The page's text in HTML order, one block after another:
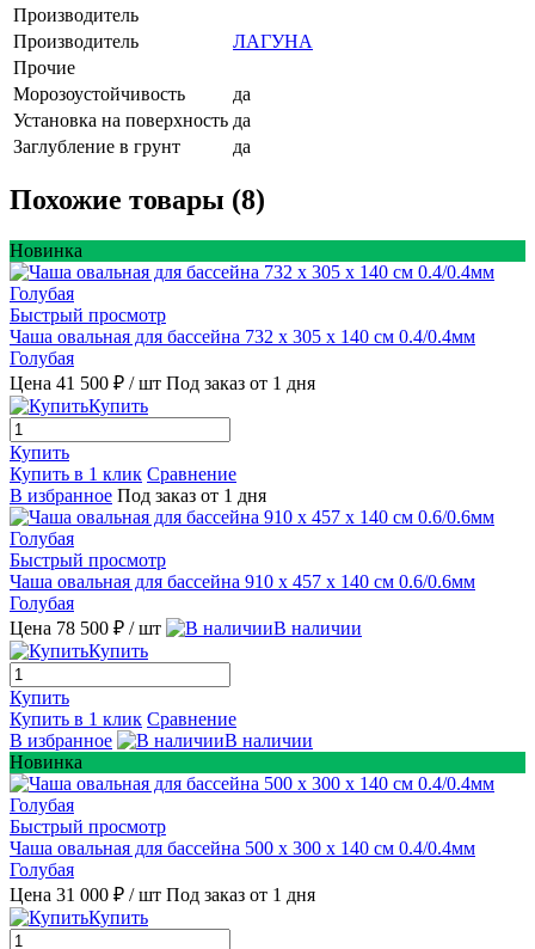
Производитель
Производитель
ЛАГУНА
Прочие
Морозоустойчивость
да
Установка на поверхность да
Заглубление в грунт
да
Похожие товары (8)
Новинка
Быстрый просмотр
Чаша овальная для бассейна 732 х 305 х 140 см 0.4/0.4мм
Голубая
Цена 41 500 ₽ / шт Под заказ от 1 дня
Купить
Купить
Купить в 1 клик Сравнение
В избранное Под заказ от 1 дня
Быстрый просмотр
Чаша овальная для бассейна 910 х 457 х 140 см 0.6/0.6мм
Голубая
Цена 78 500 ₽ / шт
В наличии
Купить
Купить
Купить в 1 клик Сравнение
В избранное
В наличии
Новинка
Быстрый просмотр
Чаша овальная для бассейна 500 х 300 х 140 см 0.4/0.4мм
Голубая
Цена 31 000 ₽ / шт Под заказ от 1 дня
Купить